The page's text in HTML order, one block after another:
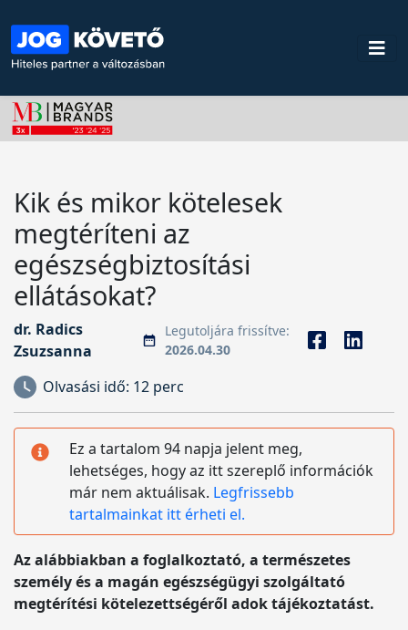
Kik és mikor kötelesek
megtéríteni az
egészségbiztosítási
ellátásokat?
dr. Radics
Zsuzsanna
Legutoljára frissítve:
2026.04.30
Olvasási idő: 12 perc
Ez a tartalom 94 napja jelent meg,
lehetséges, hogy az itt szereplő információk
már nem aktuálisak. Legfrissebb
tartalmainkat itt érheti el.
Az alábbiakban a foglalkoztató, a természetes
személy és a magán egészségügyi szolgáltató
megtérítési kötelezettségéről adok tájékoztatást.